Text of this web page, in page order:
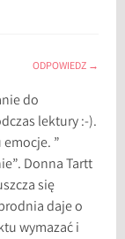
ODPOWIEDZ
do
lektury :-).
”
Donna Tartt
się
daje o
wymazać i